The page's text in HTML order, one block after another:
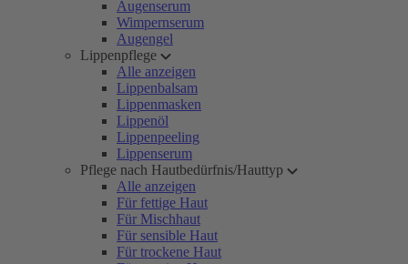
Augenserum
Wimpernserum
Augengel
Lippenpflege
Alle anzeigen
Lippenbalsam
Lippenmasken
Lippenöl
Lippenpeeling
Lippenserum
Pflege nach Hautbedürfnis/Hauttyp
Alle anzeigen
Für fettige Haut
Für Mischhaut
Für sensible Haut
Für trockene Haut